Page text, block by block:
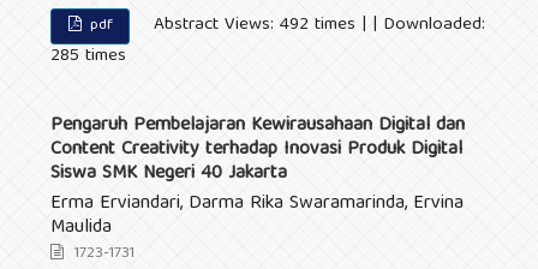
pdf
Abstract Views: 492 times | | Downloaded:
285 times
Pengaruh Pembelajaran Kewirausahaan Digital dan
Content Creativity terhadap Inovasi Produk Digital
Siswa SMK Negeri 40 Jakarta
Erma Erviandari, Darma Rika Swaramarinda, Ervina
Maulida
1723-1731